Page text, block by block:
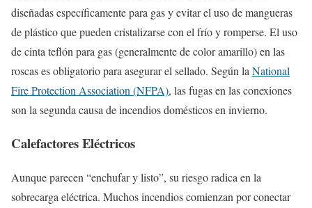
diseñadas específicamente para gas y evitar el uso de mangueras
de plástico que pueden cristalizarse con el frío y romperse. El uso
de cinta teflón para gas (generalmente de color amarillo) en las
roscas es obligatorio para asegurar el sellado. Según la National
Fire Protection Association (NFPA), las fugas en las conexiones
son la segunda causa de incendios domésticos en invierno.
Calefactores Eléctricos
Aunque parecen “enchufar y listo”, su riesgo radica en la
sobrecarga eléctrica. Muchos incendios comienzan por conectar